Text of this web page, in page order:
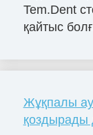
Tem.Dent
қайтыс
Жұқпалы
қоздырады